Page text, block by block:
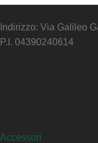
Indirizzo: Via Galileo
P.I. 04390240614
Accessori